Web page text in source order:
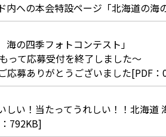
内への本会特設ページ「北海道の
海の四季フォトコンテスト」
って応募受付を終了しました～
応募ありがとうございました[PDF：
しい！当たってうれしい！！北海
792KB]